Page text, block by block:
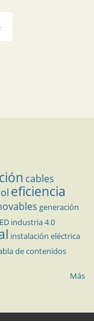
cables
eficiencia
generación
industria 4.0
instalación eléctrica
de contenidos
Más